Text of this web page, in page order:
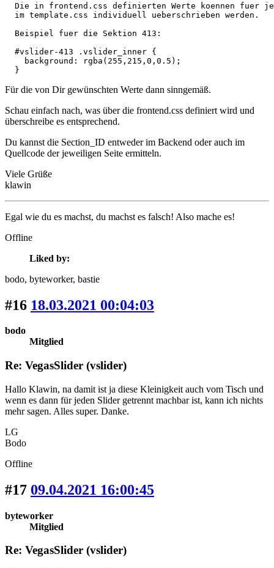
Die in frontend.css definierten Werte koennen fuer
  im template.css individuell ueberschrieben werden.
  Beispiel fuer die Sektion 413:
  #vslider-413 .vslider_inner {
    background: rgba(255,215,0,0.5);
  }
Für die von Dir gewünschten Werte dann sinngemäß.
Schau einfach nach, was über die frontend.css definiert wird und
überschreibe es entsprechend.
Du kannst die Section_ID entweder im Backend oder auch im
Quellcode der jeweiligen Seite ermitteln.
Viele Grüße
klawin
Egal wie du es machst, du machst es falsch! Also mache es!
Offline
Liked by:
bodo, byteworker, bastie
#16 18.03.2021 00:04:03
bodo
Mitglied
Re: VegasSlider (vslider)
Hallo Klawin, na damit ist ja diese Kleinigkeit auch vom Tisch und
wenn es dann für jeden Slider getrennt machbar ist, kann ich nichts
mehr sagen. Alles super. Danke.
LG
Bodo
Offline
#17 09.04.2021 16:00:45
byteworker
Mitglied
Re: VegasSlider (vslider)